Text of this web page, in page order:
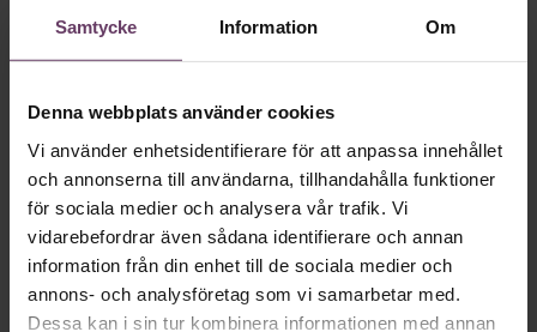
Samtycke Information Om
Denna webbplats använder cookies
Vi använder enhetsidentifierare för att anpassa innehållet
och annonserna till användarna, tillhandahålla funktioner
för sociala medier och analysera vår trafik. Vi
vidarebefordrar även sådana identifierare och annan
information från din enhet till de sociala medier och
annons- och analysföretag som vi samarbetar med.
Dessa kan i sin tur kombinera informationen med annan
Motigt att gå tillbaka till jobbet efter
semestern? Inte nödvändigtvis. Chef ger dig
problem till möjligheter och gör din
jobbcomeback med stil.
Beslutsfattande
Text:Fredrik Kullberg
Publicerad2026-08-10